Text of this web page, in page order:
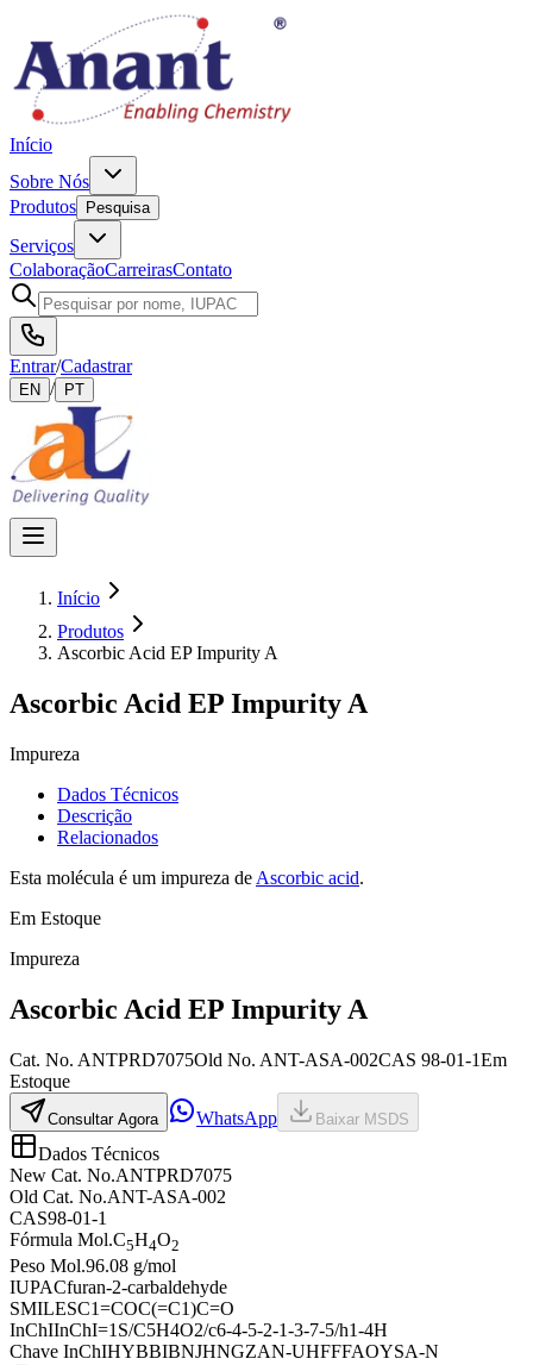
Início
Sobre Nós
Produtos
Pesquisa
Serviços
ColaboraçãoCarreirasContato
Entrar/Cadastrar
EN / PT
Início
Produtos
Ascorbic Acid EP Impurity A
Ascorbic Acid EP Impurity A
Impureza
Dados Técnicos
Descrição
Relacionados
Esta molécula é um impureza de Ascorbic acid.
Em Estoque
Impureza
Ascorbic Acid EP Impurity A
Cat. No. ANTPRD7075Old No. ANT-ASA-002CAS 98-01-1Em
Estoque
Consultar Agora WhatsApp Baixar MSDS
Dados Técnicos
New Cat. No.ANTPRD7075
Old Cat. No.ANT-ASA-002
CAS98-01-1
Fórmula Mol.C5H4O2
Peso Mol.96.08 g/mol
IUPACfuran-2-carbaldehyde
SMILESC1=COC(=C1)C=O
InChIInChI=1S/C5H4O2/c6-4-5-2-1-3-7-5/h1-4H
Chave InChIHYBBIBNJHNGZAN-UHFFFAOYSA-N